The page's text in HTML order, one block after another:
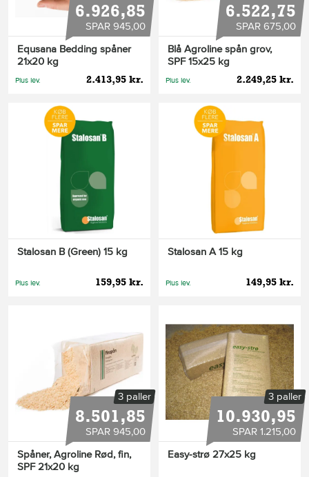
6.926,85
SPAR 945,00
Equsana Bedding spåner
21x20 kg
2.413,95 kr.
Plus lev.
6.522,75
SPAR 675,00
Blå Agroline spån grov,
SPF 15x25 kg
2.249,25 kr.
Plus lev.
Stalosan B (Green) 15 kg
159,95 kr.
Plus lev.
Stalosan A 15 kg
149,95 kr.
Plus lev.
3 paller
8.501,85
SPAR 945,00
Spåner, Agroline Rød, fin,
SPF 21x20 kg
3 paller
10.930,95
SPAR 1.215,00
Easy-strø 27x25 kg